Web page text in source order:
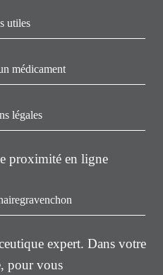
utiles
médicament
légales
proximité en ligne
expert. Dans votre
pour vous